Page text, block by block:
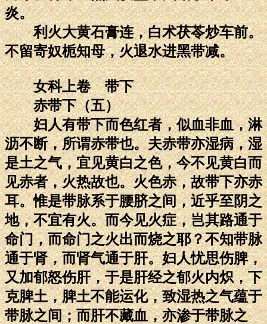
炎。
利火大黄石膏连，白术茯苓炒车前。
不留寄奴栀知母，火退水进黑带减。
女科上卷 带下
赤带下（五）
妇人有带下而色红者，似血非血，淋
沥不断，所谓赤带也。夫赤带亦湿病，湿
是土之气，宜见黄白之色，今不见黄白而
见赤者，火热故也。火色赤，故带下亦赤
耳。惟是带脉系于腰脐之间，近乎至阴之
地，不宜有火。而今见火症，岂其路通于
命门，而命门之火出而烧之耶？不知带脉
通于肾，而肾气通于肝。妇人忧思伤脾，
又加郁怒伤肝，于是肝经之郁火内炽，下
克脾土，脾土不能运化，致湿热之气蕴于
带脉之间；而肝不藏血，亦渗于带脉之